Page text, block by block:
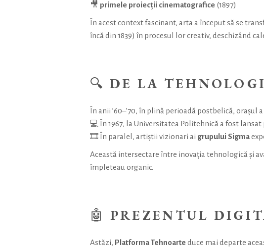
🎥 primele proiecții cinematografice (1897)
În acest context fascinant, arta a început să se
încă din 1839) în procesul lor creativ, deschizând
🔍 DE LA
În anii ’60–’70, în plină perioadă postbelică, orașul
💻 În 1967, la Universitatea Politehnică a fost lansat
🎞️ În paralel, artiștii vizionari ai grupului Sigma
Această intersectare între inovația tehnologică și
împleteau organic.
🤖 PREZENTUL
Astăzi, Platforma Tehnoarte duce mai departe